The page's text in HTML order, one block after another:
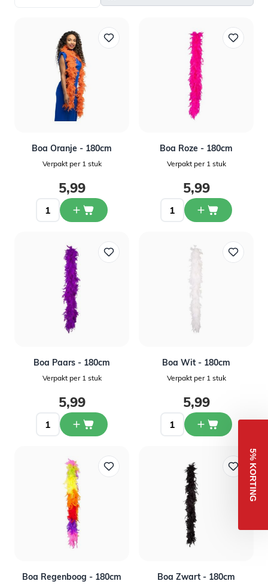
Boa Oranje - 180cm
Verpakt per 1 stuk
5,99
Boa Roze - 180cm
Verpakt per 1 stuk
5,99
Boa Paars - 180cm
Verpakt per 1 stuk
5,99
Boa Wit - 180cm
Verpakt per 1 stuk
5,99
Boa Regenboog - 180cm Boa Zwart - 180cm
5% KORTING